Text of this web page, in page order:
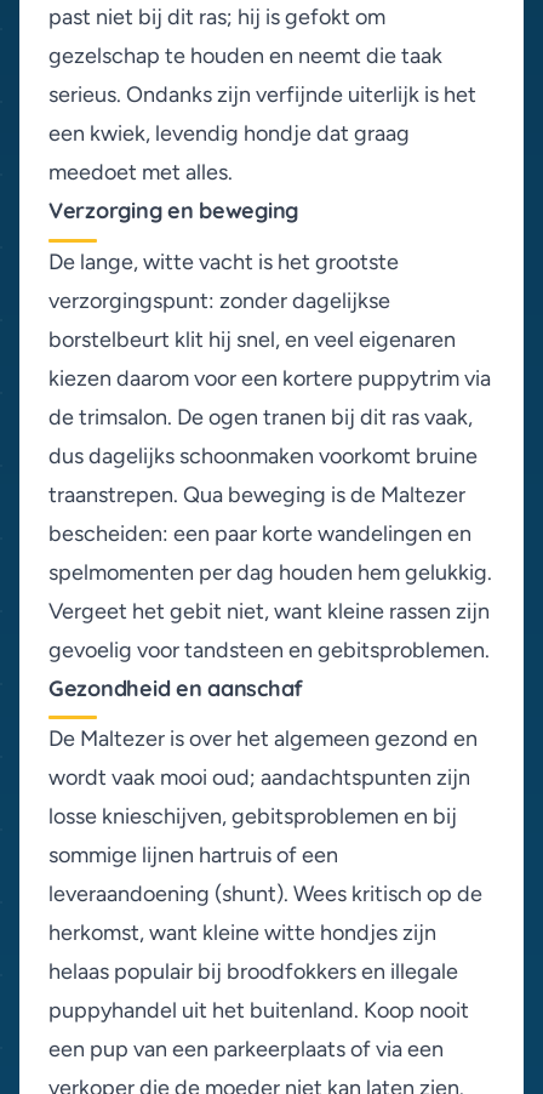
past niet bij dit ras; hij is gefokt om
gezelschap te houden en neemt die taak
serieus. Ondanks zijn verfijnde uiterlijk is het
een kwiek, levendig hondje dat graag
meedoet met alles.
Verzorging en beweging
De lange, witte vacht is het grootste
verzorgingspunt: zonder dagelijkse
borstelbeurt klit hij snel, en veel eigenaren
kiezen daarom voor een kortere puppytrim via
de trimsalon. De ogen tranen bij dit ras vaak,
dus dagelijks schoonmaken voorkomt bruine
traanstrepen. Qua beweging is de Maltezer
bescheiden: een paar korte wandelingen en
spelmomenten per dag houden hem gelukkig.
Vergeet het gebit niet, want kleine rassen zijn
gevoelig voor tandsteen en gebitsproblemen.
Gezondheid en aanschaf
De Maltezer is over het algemeen gezond en
wordt vaak mooi oud; aandachtspunten zijn
losse knieschijven, gebitsproblemen en bij
sommige lijnen hartruis of een
leveraandoening (shunt). Wees kritisch op de
herkomst, want kleine witte hondjes zijn
helaas populair bij broodfokkers en illegale
puppyhandel uit het buitenland. Koop nooit
een pup van een parkeerplaats of via een
verkoper die de moeder niet kan laten zien.